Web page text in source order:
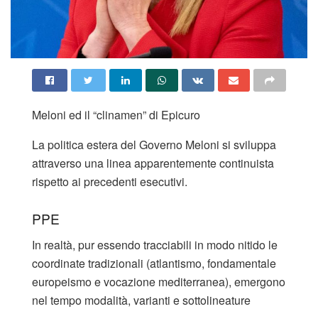
Meloni ed il “clinamen” di Epicuro
La politica estera del Governo Meloni si sviluppa
attraverso una linea apparentemente continuista
rispetto ai precedenti esecutivi.
PPE
In realtà, pur essendo tracciabili in modo nitido le
coordinate tradizionali (atlantismo, fondamentale
europeismo e vocazione mediterranea), emergono
nel tempo modalità, varianti e sottolineature